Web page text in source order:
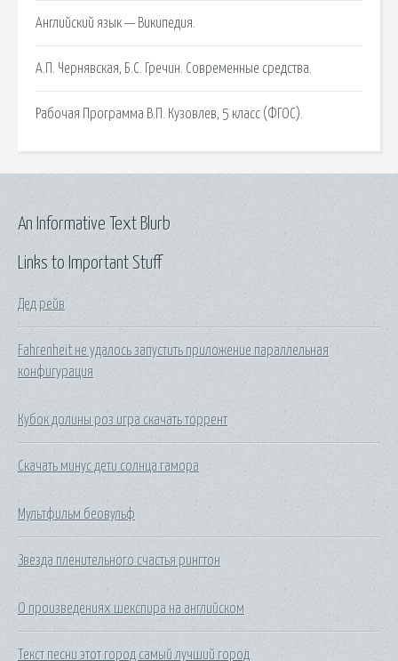
Английский язык — Википедия.
А.П. Чернявская, Б.С. Гречин. Современные средства.
Рабочая Программа В.П. Кузовлев, 5 класс (ФГОС).
Links to Important Stuff
Дед рейв
Fahrenheit не удалось запустить приложение параллельная
конфигурация
Кубок долины роз игра скачать торрент
Скачать минус дети солнца гамора
Мультфильм беовульф
Звезда пленительного счастья рингтон
О произведениях шекспира на английском
Текст песни этот город самый лучший город
An Informative Text Blurb